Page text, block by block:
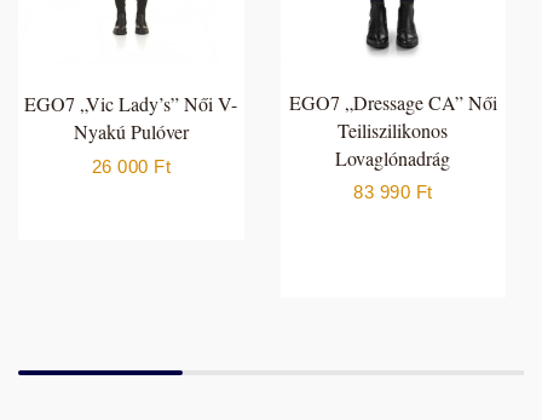
EGO7 „Vic Lady’s” Női V-
Nyakú Pulóver
26 000 Ft
EGO7 „Dressage CA” Női
Teiliszilikonos
Lovaglónadrág
83 990 Ft